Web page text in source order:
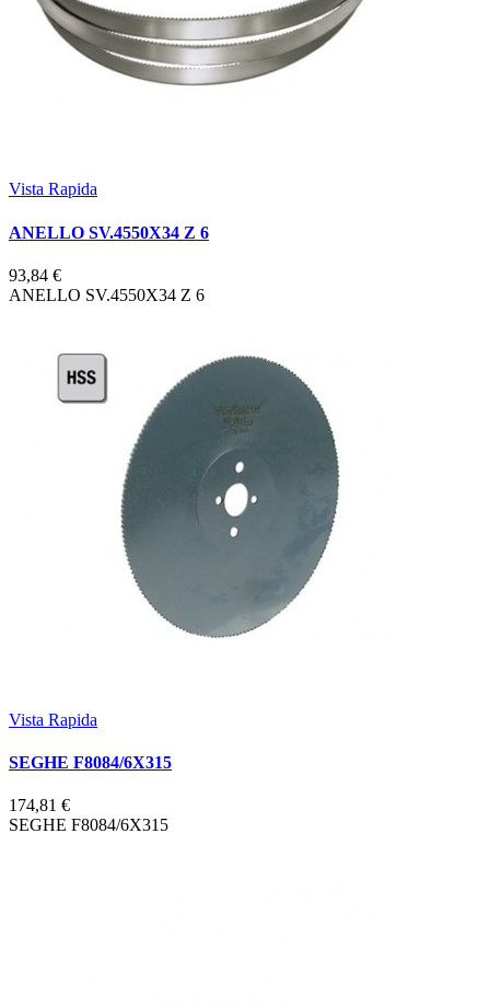
Vista Rapida
ANELLO SV.4550X34 Z 6
93,84 €
ANELLO SV.4550X34 Z 6
Vista Rapida
SEGHE F8084/6X315
174,81 €
SEGHE F8084/6X315